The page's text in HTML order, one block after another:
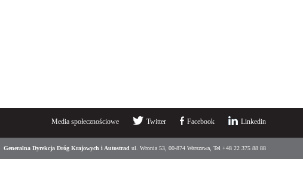
Media społecznościowe Twitter Facebook Linkedin
Generalna Dyrekcja Dróg Krajowych i Autostrad ul. Wronia 53, 00-874 Warszawa, Tel +48 22 375 88 88